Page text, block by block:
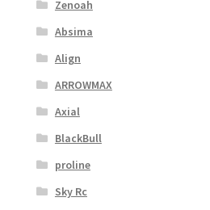
Zenoah
Absima
Align
ARROWMAX
Axial
BlackBull
proline
Sky Rc